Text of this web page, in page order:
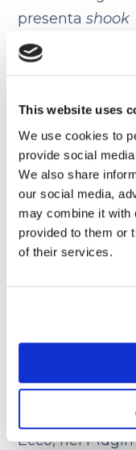
This website uses
We use cookies to
provide social
We also share
our social media,
may combine it with
provided to them or
of their services.
presentashook
semplice e al
sentirà invece
perché si tratta
Oppure
doppia
non è
vadano
perché, se il
verbo sarà
Ecco, nel